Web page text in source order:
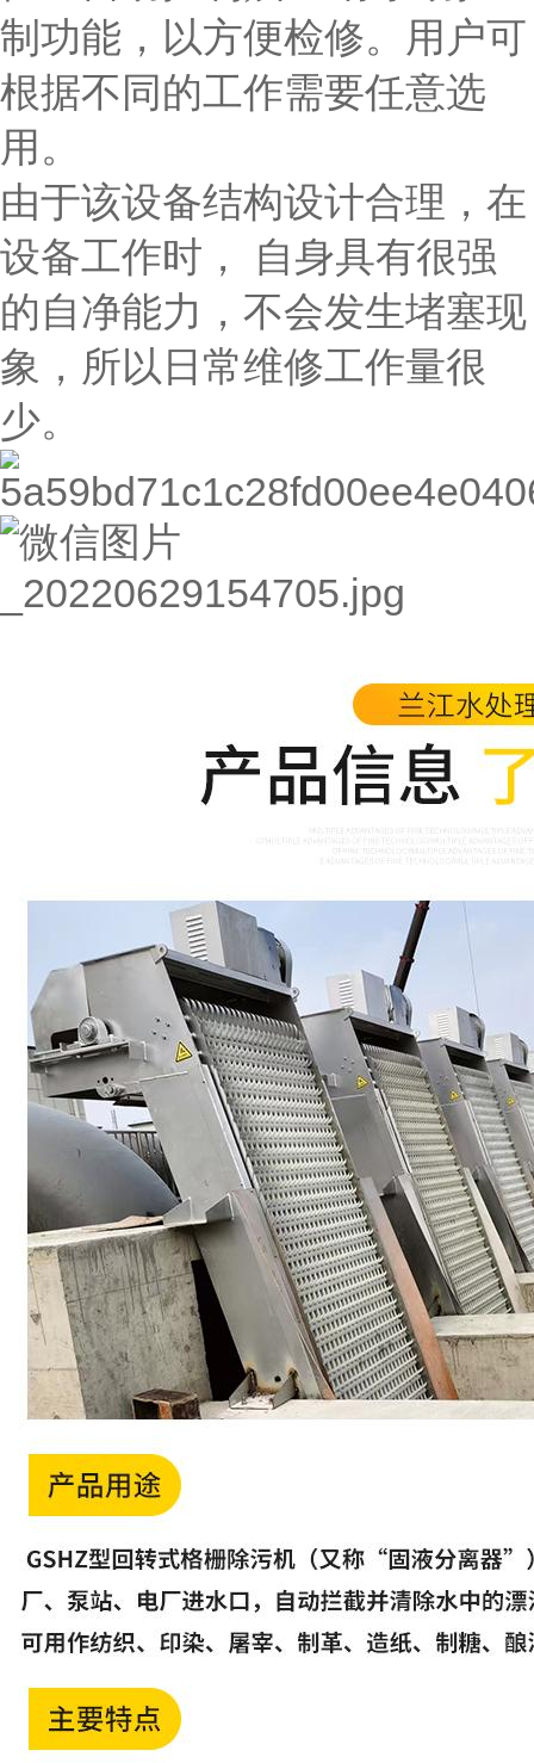
制功能，以方便检修。用户可
根据不同的工作需要任意选
用。
由于该设备结构设计合理，在
设备工作时， 自身具有很强
的自净能力，不会发生堵塞现
象，所以日常维修工作量很
少。